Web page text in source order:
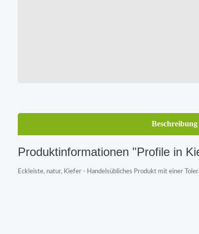
Beschreibung
Produktinformationen "Profile in
Eckleiste, natur, Kiefer - Handelsübliches Produkt mit einer